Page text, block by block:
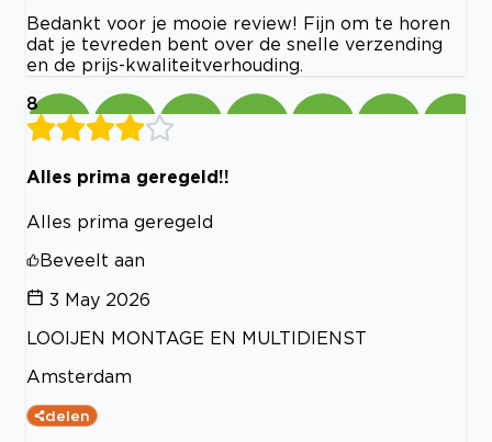
Bedankt voor je mooie review! Fijn om te horen
dat je tevreden bent over de snelle verzending
en de prijs-kwaliteitverhouding.
8
Alles prima geregeld!!
Alles prima geregeld
Beveelt aan
3 May 2026
LOOIJEN MONTAGE EN MULTIDIENST
Amsterdam
delen